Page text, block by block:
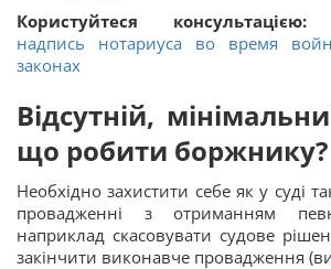
Користуйтеся консультацією:
надпись нотариуса во время
законах
Відсутній,
що робити боржнику?
Необхідно захистити себе як у суді
провадженні з отриманням
наприклад скасовувати судове
закінчити виконавче провадження